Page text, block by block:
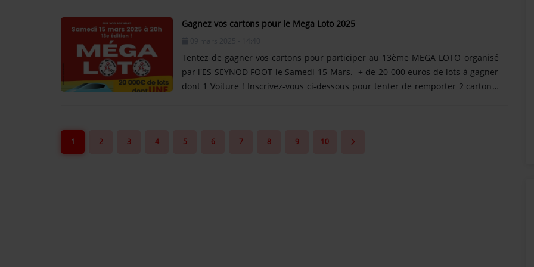
d'achat. Ouvert du 13/05/2025 au 15/05/2025)
Gagnez vos cartons pour le Mega Loto 2025
Tentez de gagner vos cartons pour participer au 13ème MEGA LOTO organisé
par l'ES SEYNOD FOOT le Samedi 15 Mars. + de 20 000 euros de lots à gagner
dont 1 Voiture ! Inscrivez-vous ci-dessous pour tenter de remporter 2 cartons.
1 2 3 4 5 6 7 8 9 10